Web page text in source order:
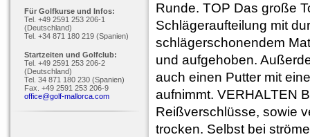
Für Golfkurse und Infos:
Tel. +49 2591 253 206-1
(Deutschland)
Tel. +34 871 180 219 (Spanien)
Startzeiten und Golfclub:
Tel. +49 2591 253 206-2
(Deutschland)
Tel. 34 871 180 230 (Spanien)
Fax. +49 2591 253 206-9
office@golf-mallorca.com
Runde. TOP Das große
Schlägeraufteilung mit
schlägerschonendem
und aufgehoben.
auch einen Putter mit
aufnimmt. VERHALTEN
Reißverschlüsse, sowie
trocken. Selbst bei